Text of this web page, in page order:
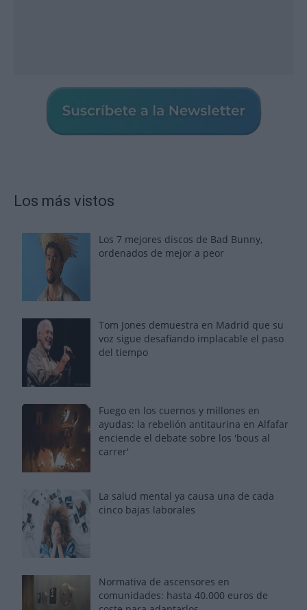
Los más vistos
Los 7 mejores discos de Bad Bunny,
ordenados de mejor a peor
Tom Jones demuestra en Madrid que su
voz sigue desafiando implacable el paso
del tiempo
Fuego en los cuernos y millones en
ayudas: la rebelión antitaurina en Alfafar
enciende el debate sobre los 'bous al
carrer'
La salud mental ya causa una de cada
cinco bajas laborales
Normativa de ascensores en
comunidades: hasta 40.000 euros de